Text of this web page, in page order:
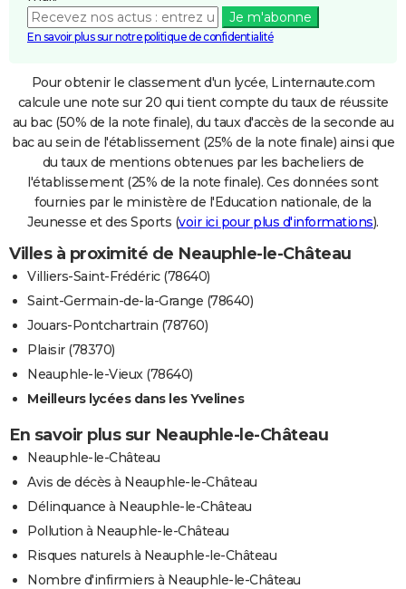
Je m'abonne
En savoir plus sur notre politique de confidentialité
Pour obtenir le classement d'un lycée, Linternaute.com
calcule une note sur 20 qui tient compte du taux de réussite
au bac (50% de la note finale), du taux d'accès de la seconde au
bac au sein de l'établissement (25% de la note finale) ainsi que
du taux de mentions obtenues par les bacheliers de
l'établissement (25% de la note finale). Ces données sont
fournies par le ministère de l'Education nationale, de la
Jeunesse et des Sports (voir ici pour plus d'informations).
Villes à proximité de Neauphle-le-Château
Villiers-Saint-Frédéric (78640)
Saint-Germain-de-la-Grange (78640)
Jouars-Pontchartrain (78760)
Plaisir (78370)
Neauphle-le-Vieux (78640)
Meilleurs lycées dans les Yvelines
En savoir plus sur Neauphle-le-Château
Neauphle-le-Château
Avis de décès à Neauphle-le-Château
Délinquance à Neauphle-le-Château
Pollution à Neauphle-le-Château
Risques naturels à Neauphle-le-Château
Nombre d'infirmiers à Neauphle-le-Château